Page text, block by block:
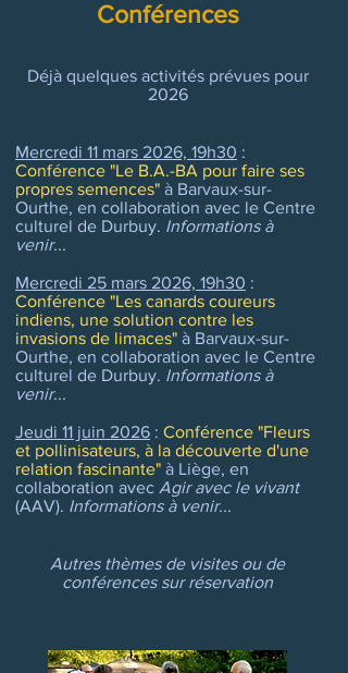
Conférences
Déjà quelques activités prévues pour
2026
Mercredi 11 mars 2026, 19h30 :
Conférence "Le B.A.-BA pour faire ses
propres semences" à Barvaux-sur-
Ourthe, en collaboration avec le Centre
culturel de Durbuy. Informations à
venir...
Mercredi 25 mars 2026, 19h30 :
Conférence "Les canards coureurs
indiens, une solution contre les
invasions de limaces" à Barvaux-sur-
Ourthe, en collaboration avec le Centre
culturel de Durbuy. Informations à
venir...
Jeudi 11 juin 2026 : Conférence "Fleurs
et pollinisateurs, à la découverte d'une
relation fascinante" à Liège, en
collaboration avec Agir avec le vivant
(AAV). Informations à venir...
Autres thèmes de visites ou de
conférences sur réservation